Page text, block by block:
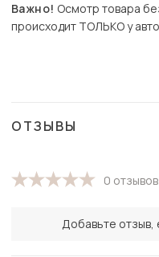
Важно! Осмотр товара
происходит ТОЛЬКО у
ОТЗЫВЫ
0 отзывов
Добавьте отзыв,